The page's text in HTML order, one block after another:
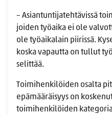
– Asiantuntijatehtävissä
joiden työaika ei ole
ole työaikalain piirissä.
koska vapautta on tullut
selittää.
Toimihenkilöiden osalta
epämääräisyys on
toimihenkilöiden